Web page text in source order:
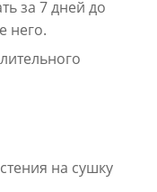
за 7 дней до
него.
на сушку